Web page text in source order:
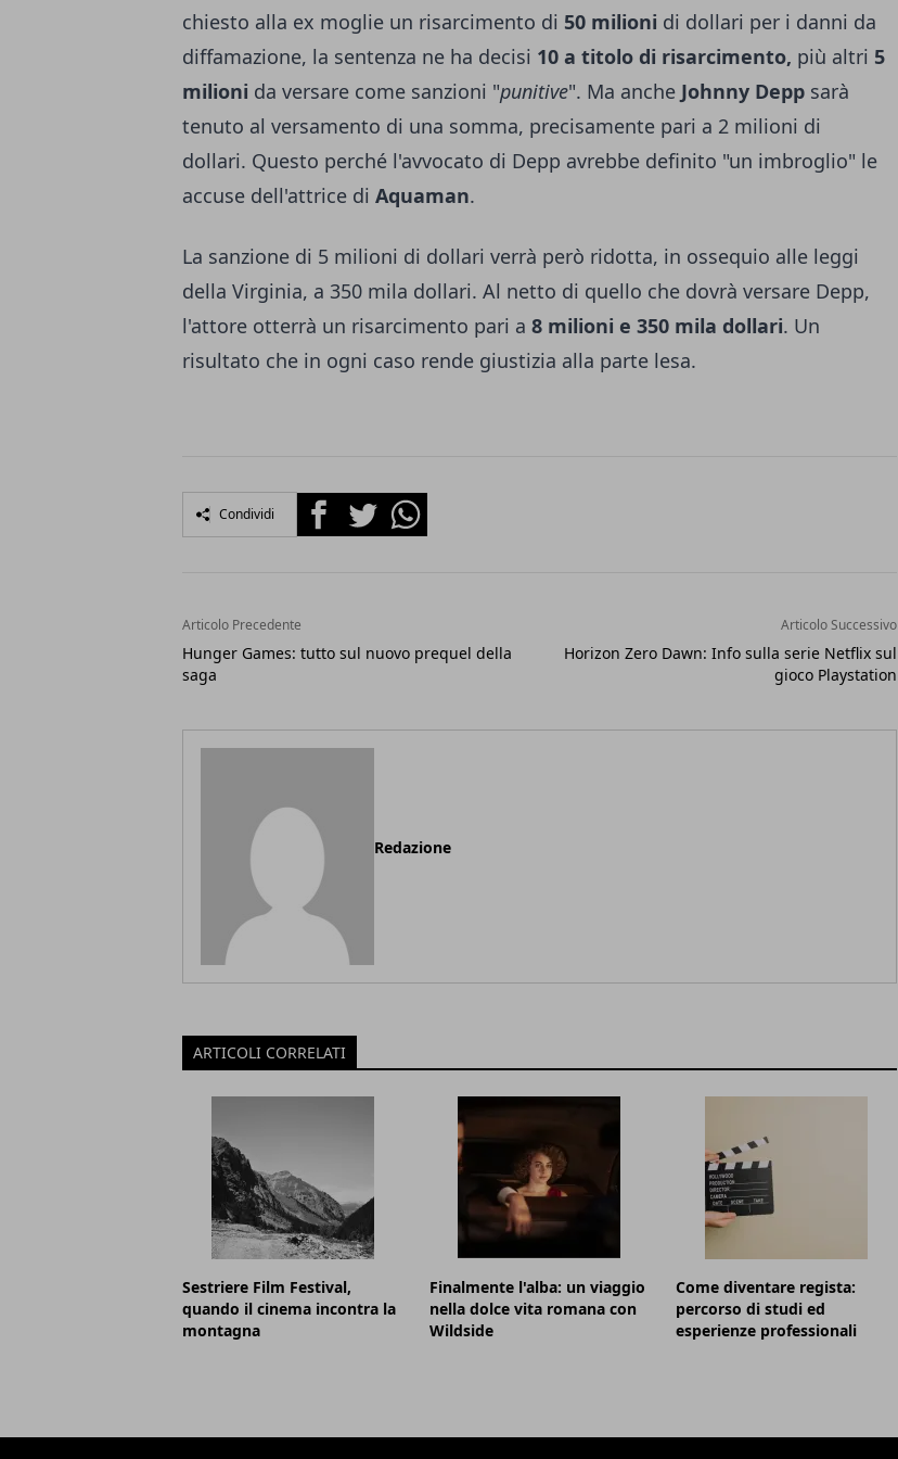
chiesto alla ex moglie un risarcimento di 50 milioni di dollari per i danni da
diffamazione, la sentenza ne ha decisi 10 a titolo di risarcimento, più altri 5
milioni da versare come sanzioni "punitive". Ma anche Johnny Depp sarà
tenuto al versamento di una somma, precisamente pari a 2 milioni di
dollari. Questo perché l'avvocato di Depp avrebbe definito "un imbroglio" le
accuse dell'attrice di Aquaman.
La sanzione di 5 milioni di dollari verrà però ridotta, in ossequio alle leggi
della Virginia, a 350 mila dollari. Al netto di quello che dovrà versare Depp,
l'attore otterrà un risarcimento pari a 8 milioni e 350 mila dollari. Un
risultato che in ogni caso rende giustizia alla parte lesa.
Condividi FacebookTwitterWhatsapp
Articolo Precedente
Hunger Games: tutto sul nuovo prequel della
saga
Articolo Successivo
Horizon Zero Dawn: Info sulla serie Netflix sul
gioco Playstation
Redazione
ARTICOLI CORRELATI
Sestriere Film Festival,
quando il cinema incontra la
montagna
Finalmente l'alba: un viaggio
nella dolce vita romana con
Wildside
Come diventare regista:
percorso di studi ed
esperienze professionali